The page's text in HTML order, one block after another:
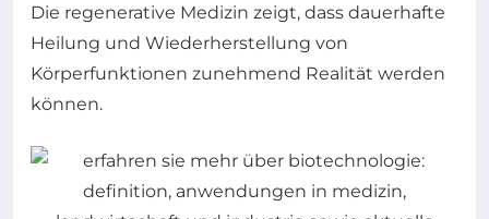
Die regenerative Medizin zeigt, dass dauerhafte
Heilung und Wiederherstellung von
Körperfunktionen zunehmend Realität werden
können.